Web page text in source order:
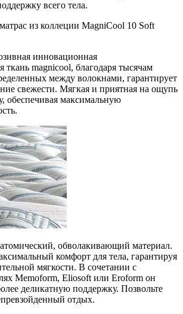
всего тела.
инновационная
ткань magnicool, благодаря тысячам
между волокнами, гарантирует
свежести. Мягкая и приятная на ощупь
обеспечивая максимальную
обволакивающий материал.
комфорт для тела, гарантируя
мягкости. В сочетании с
Memoform, Eliosoft или Eroform он
деликатную поддержку. Позвольте
отдых.